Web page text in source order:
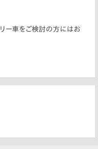
なご主人と新居前で撮られ
ていたのですね。
リー車をご検討の方にはお